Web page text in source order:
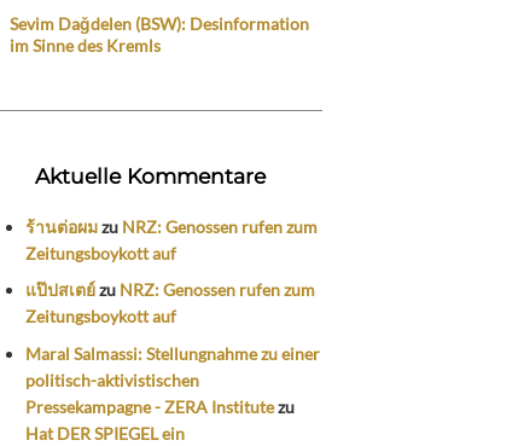
Sevim Dağdelen (BSW): Desinformation
im Sinne des Kremls
Aktuelle Kommentare
ร้านต่อผมzu NRZ: Genossen rufen zum
Zeitungsboykott auf
แป๊ปสเตย์zu NRZ: Genossen rufen zum
Zeitungsboykott auf
Maral Salmassi: Stellungnahme zu einer
politisch-aktivistischen
Pressekampagne - ZERA Institutezu
Hat DER SPIEGEL ein